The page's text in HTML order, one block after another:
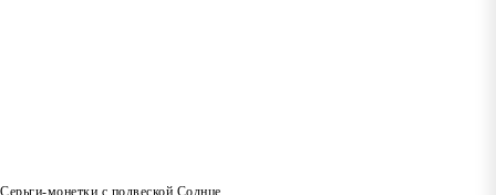
Серьги-монетки с подвеской Солнце